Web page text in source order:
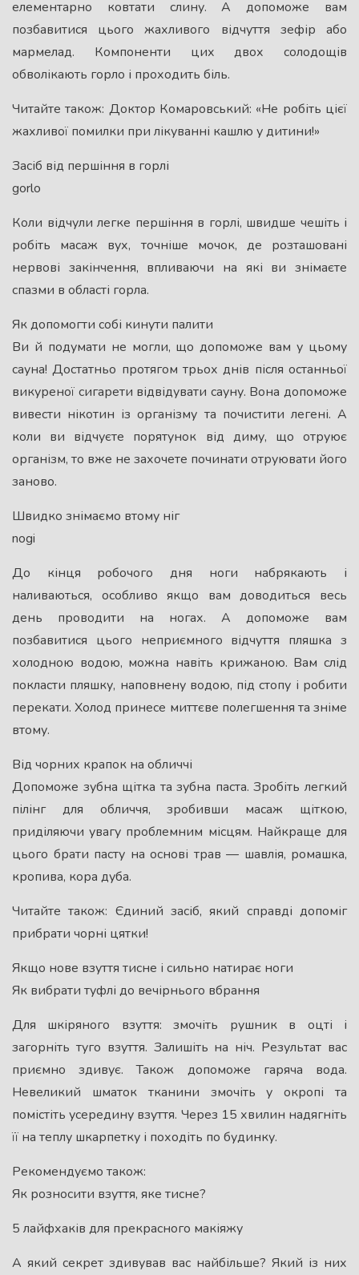
елементарно ковтати слину. А допоможе вам
позбавитися цього жахливого відчуття зефір або
мармелад. Компоненти цих двох солодощів
обволікають горло і проходить біль.
Читайте також: Доктор Комаровський: «Не робіть цієї
жахливої ​​помилки при лікуванні кашлю у дитини!»
Засіб від першіння в горлі
gorlo
Коли відчули легке першіння в горлі, швидше чешіть і
робіть масаж вух, точніше мочок, де розташовані
нервові закінчення, впливаючи на які ви знімаєте
спазми в області горла.
Як допомогти собі кинути палити
Ви й подумати не могли, що допоможе вам у цьому
сауна! Достатньо протягом трьох днів після останньої
викуреної сигарети відвідувати сауну. Вона допоможе
вивести нікотин із організму та почистити легені. А
коли ви відчуєте порятунок від диму, що отруює
організм, то вже не захочете починати отруювати його
заново.
Швидко знімаємо втому ніг
nogi
До кінця робочого дня ноги набрякають і
наливаються, особливо якщо вам доводиться весь
день проводити на ногах. А допоможе вам
позбавитися цього неприємного відчуття пляшка з
холодною водою, можна навіть крижаною. Вам слід
покласти пляшку, наповнену водою, під стопу і робити
перекати. Холод принесе миттєве полегшення та зніме
втому.
Від чорних крапок на обличчі
Допоможе зубна щітка та зубна паста. Зробіть легкий
пілінг для обличчя, зробивши масаж щіткою,
приділяючи увагу проблемним місцям. Найкраще для
цього брати пасту на основі трав — шавлія, ромашка,
кропива, кора дуба.
Читайте також: Єдиний засіб, який справді допоміг
прибрати чорні цятки!
Якщо нове взуття тисне і сильно натирає ноги
Як вибрати туфлі до вечірнього вбрання
Для шкіряного взуття: змочіть рушник в оцті і
загорніть туго взуття. Залишіть на ніч. Результат вас
приємно здивує. Також допоможе гаряча вода.
Невеликий шматок тканини змочіть у окропі та
помістіть усередину взуття. Через 15 хвилин надягніть
її на теплу шкарпетку і походіть по будинку.
Рекомендуємо також:
Як розносити взуття, яке тисне?
5 лайфхаків для прекрасного макіяжу
А який секрет здивував вас найбільше? Який із них